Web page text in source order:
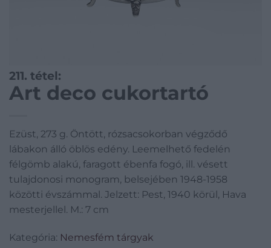
211. tétel:
Art deco cukortartó
Ezüst, 273 g. Öntött, rózsacsokorban végződő
lábakon álló öblös edény. Leemelhető fedelén
félgömb alakú, faragott ébenfa fogó, ill. vésett
tulajdonosi monogram, belsejében 1948-1958
közötti évszámmal. Jelzett: Pest, 1940 körül, Hava
mesterjellel. M.: 7 cm
Kategória: Nemesfém tárgyak